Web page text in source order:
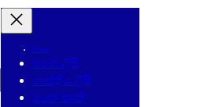
Home
මගේ ලිපි
ශාස්ත්‍රීය ලිපි
මගේ කෘති